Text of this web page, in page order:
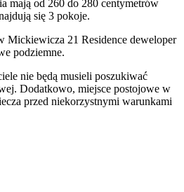
mają od 260 do 280 centymetrów
się 3 pokoje.
Mickiewicza 21 Residence deweloper
podziemne.
nie będą musieli poszukiwać
Dodatkowo, miejsce postojowe w
przed niekorzystnymi warunkami